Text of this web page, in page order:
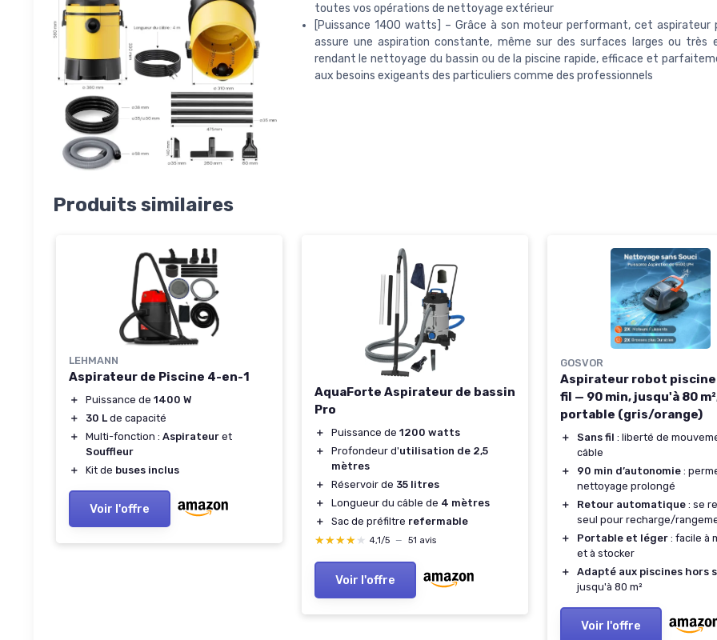
toutes vos opérations de nettoyage extérieur
[Puissance 1400 watts] – Grâce à son moteur performant, cet aspirateur
assure une aspiration constante, même sur des surfaces larges ou très
rendant le nettoyage du bassin ou de la piscine rapide, efficace et
aux besoins exigeants des particuliers comme des professionnels
Produits similaires
LEHMANN
Aspirateur de Piscine 4-en-1
＋ Puissance de 1400 W
＋
30 L de capacité
＋
Multi-fonction : Aspirateur et
Souffleur
＋
Kit de buses inclus
Voir l'offre
AquaForte Aspirateur de bassin
Pro
＋ Puissance de 1200 watts
＋
Profondeur d'utilisation de 2,5
mètres
＋
Réservoir de 35 litres
＋
Longueur du câble de 4 mètres
＋
Sac de préfiltre refermable
★★★★★
★★★★★ 4,1/5 — 51 avis
Voir l'offre
GOSVOR
Aspirateur robot piscine
fil — 90 min, jusqu'à 80
portable (gris/orange)
＋ Sans fil : liberté de
câble
＋
90 min d’autonomie :
nettoyage prolongé
＋
Retour automatique : se
seul pour recharge/
＋
Portable et léger : facile à
et à stocker
＋
Adapté aux piscines hors
jusqu'à 80 m²
Voir l'offre